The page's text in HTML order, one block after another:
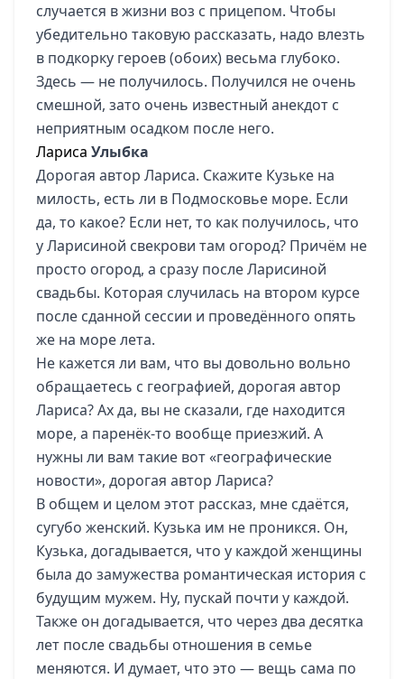
случается в жизни воз с прицепом. Чтобы
убедительно таковую рассказать, надо влезть
в подкорку героев (обоих) весьма глубоко.
Здесь — не получилось. Получился не очень
смешной, зато очень известный анекдот с
неприятным осадком после него.
Лариса Улыбка
Дорогая автор Лариса. Скажите Кузьке на
милость, есть ли в Подмосковье море. Если
да, то какое? Если нет, то как получилось, что
у Ларисиной свекрови там огород? Причём не
просто огород, а сразу после Ларисиной
свадьбы. Которая случилась на втором курсе
после сданной сессии и проведённого опять
же на море лета.
Не кажется ли вам, что вы довольно вольно
обращаетесь с географией, дорогая автор
Лариса? Ах да, вы не сказали, где находится
море, а паренёк-то вообще приезжий. А
нужны ли вам такие вот «географические
новости», дорогая автор Лариса?
В общем и целом этот рассказ, мне сдаётся,
сугубо женский. Кузька им не проникся. Он,
Кузька, догадывается, что у каждой женщины
была до замужества романтическая история с
будущим мужем. Ну, пускай почти у каждой.
Также он догадывается, что через два десятка
лет после свадьбы отношения в семье
меняются. И думает, что это — вещь сама по